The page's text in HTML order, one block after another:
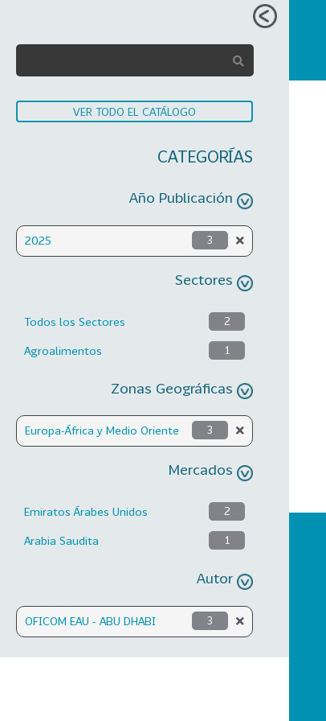
VER TODO EL CATÁLOGO
CATEGORÍAS
Año Publicación
2025 3
Sectores
Todos los Sectores 2
Agroalimentos 1
Zonas Geográficas
Europa-África y Medio Oriente 3
Mercados
Emiratos Árabes Unidos 2
Arabia Saudita 1
Autor
OFICOM EAU - ABU DHABI 3